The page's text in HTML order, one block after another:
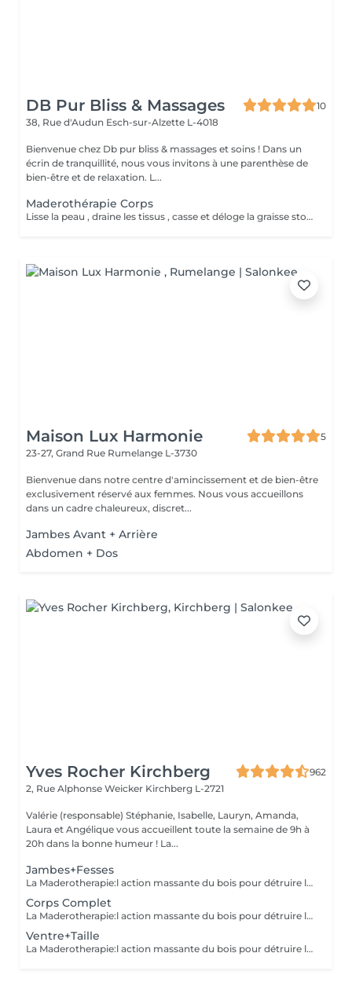
DB Pur Bliss & Massages
10
38, Rue d'Audun Esch-sur-Alzette L-4018
Bienvenue chez Db pur bliss & massages et soins ! Dans un
écrin de tranquillité, nous vous invitons à une parenthèse de
bien-être et de relaxation. L...
Maderothérapie Corps
Lisse la peau , draine les tissus , casse et déloge la graisse stockée Sensation de légèreté, peau visiblement plus lisse .
Maison Lux Harmonie
5
23-27, Grand Rue Rumelange L-3730
Bienvenue dans notre centre d'amincissement et de bien-être
exclusivement réservé aux femmes. Nous vous accueillons
dans un cadre chaleureux, discret...
Jambes Avant + Arrière
Abdomen + Dos
Yves Rocher Kirchberg
962
2, Rue Alphonse Weicker Kirchberg L-2721
Valérie (responsable) Stéphanie, Isabelle, Lauryn, Amanda,
Laura et Angélique vous accueillent toute la semaine de 9h à
20h dans la bonne humeur ! La...
Jambes+Fesses
La Maderotherapie:l action massante du bois pour détruire la cellulite. *Active la circulation sanguine et lymphatique *Réduit les tensions musculaires. *Raffermie et tonifie la peau.
Corps Complet
La Maderotherapie:l action massante du bois pour détruire la cellulite. *Active la circulation sanguine et lymphatique *Réduit les tensions musculaires. *Raffermie et tonifie la peau.
Ventre+Taille
La Maderotherapie:l action massante du bois pour détruire la cellulite. *Active la circulation sanguine et lymphatique *Réduit les tensions musculaires. *Raffermie et tonifie la peau.